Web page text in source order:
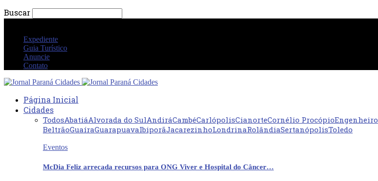
Buscar
Expediente
Guia Turístico
Anuncie
Contato
Página Inicial
Cidades
TodosAbatiáAlvorada do SulAndiráCambéCarlópolisCianorteCornélio ProcópioEngenheiro
BeltrãoGuaíraGuarapuavaIbiporãJacarezinhoLondrinaRolândiaSertanópolisToledo
Eventos
McDia Feliz arrecada recursos para ONG Viver e Hospital do Câncer…